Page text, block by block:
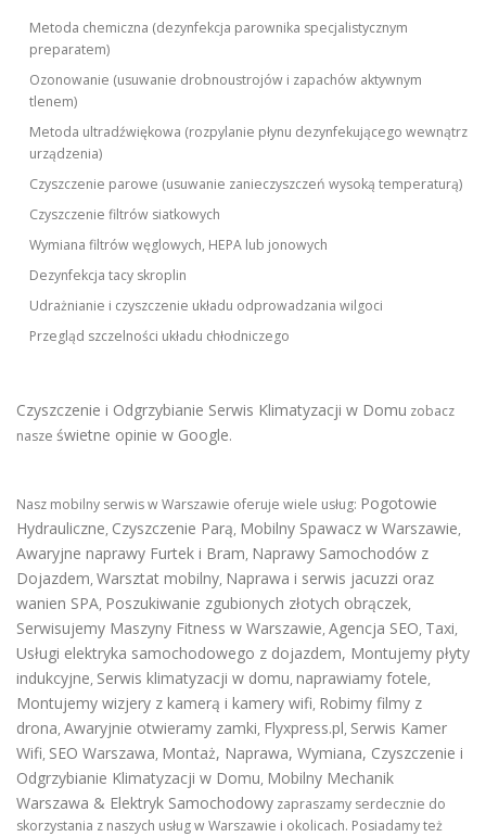
Metoda chemiczna (dezynfekcja parownika specjalistycznym
preparatem)
Ozonowanie (usuwanie drobnoustrojów i zapachów aktywnym
tlenem)
Metoda ultradźwiękowa (rozpylanie płynu dezynfekującego wewnątrz
urządzenia)
Czyszczenie parowe (usuwanie zanieczyszczeń wysoką temperaturą)
Czyszczenie filtrów siatkowych
Wymiana filtrów węglowych, HEPA lub jonowych
Dezynfekcja tacy skroplin
Udrażnianie i czyszczenie układu odprowadzania wilgoci
Przegląd szczelności układu chłodniczego
Czyszczenie i Odgrzybianie Serwis Klimatyzacji w Domu zobacz
nasze świetne opinie w Google.
Nasz mobilny serwis w Warszawie oferuje wiele usług: Pogotowie
Hydrauliczne, Czyszczenie Parą, Mobilny Spawacz w Warszawie,
Awaryjne naprawy Furtek i Bram, Naprawy Samochodów z
Dojazdem, Warsztat mobilny, Naprawa i serwis jacuzzi oraz
wanien SPA, Poszukiwanie zgubionych złotych obrączek,
Serwisujemy Maszyny Fitness w Warszawie, Agencja SEO, Taxi,
Usługi elektryka samochodowego z dojazdem, Montujemy płyty
indukcyjne, Serwis klimatyzacji w domu, naprawiamy fotele,
Montujemy wizjery z kamerą i kamery wifi, Robimy filmy z
drona, Awaryjnie otwieramy zamki, Flyxpress.pl, Serwis Kamer
Wifi, SEO Warszawa, Montaż, Naprawa, Wymiana, Czyszczenie i
Odgrzybianie Klimatyzacji w Domu, Mobilny Mechanik
Warszawa & Elektryk Samochodowy zapraszamy serdecznie do
skorzystania z naszych usług w Warszawie i okolicach. Posiadamy też